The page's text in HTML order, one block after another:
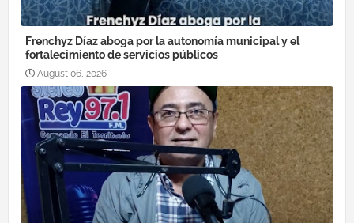
Frenchyz Díaz aboga por la autonomía municipal y el
fortalecimiento de servicios públicos
August 06, 2026